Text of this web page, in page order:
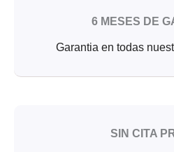
6 MESES DE
Garantia en todas
SIN CITA